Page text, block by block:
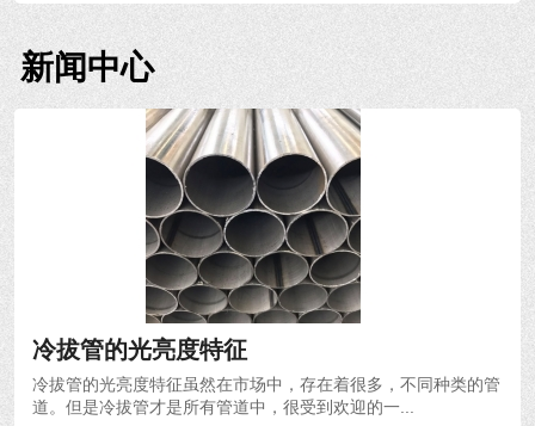
新闻中心
冷拔管的光亮度特征
冷拔管的光亮度特征虽然在市场中，存在着很多，不同种类的管
道。但是冷拔管才是所有管道中，很受到欢迎的一...